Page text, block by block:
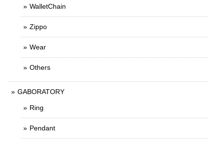
WalletChain
Zippo
Wear
Others
GABORATORY
Ring
Pendant